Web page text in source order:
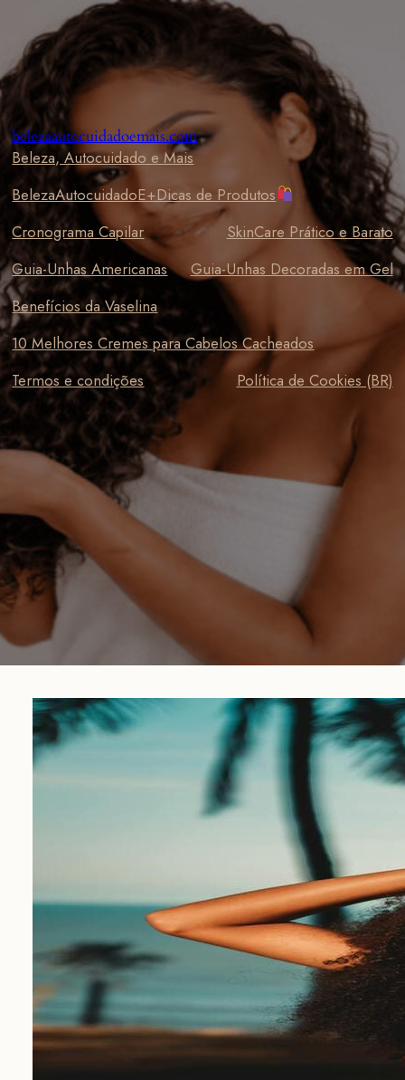
para
o
conteúdo
belezaautocuidadoemais.com
Beleza, Autocuidado e Mais
BelezaAutocuidadoE+Dicas de Produtos
Cronograma Capilar
SkinCare Prático e Barato
Guia-Unhas Americanas
Guia-Unhas Decoradas em Gel
Benefícios da Vaselina
10 Melhores Cremes para Cabelos Cacheados
Termos e condições
Política de Cookies (BR)